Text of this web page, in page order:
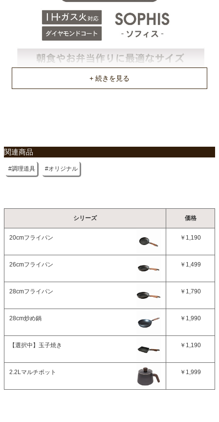
関連商品
調理道具 オリジナル
シリーズ 価格
20cmフライパン ￥1,190
26cmフライパン ￥1,499
28cmフライパン ￥1,790
28cm炒め鍋 ￥1,990
【選択中】 玉子焼き ￥1,190
2.2Lマルチポット ￥1,999